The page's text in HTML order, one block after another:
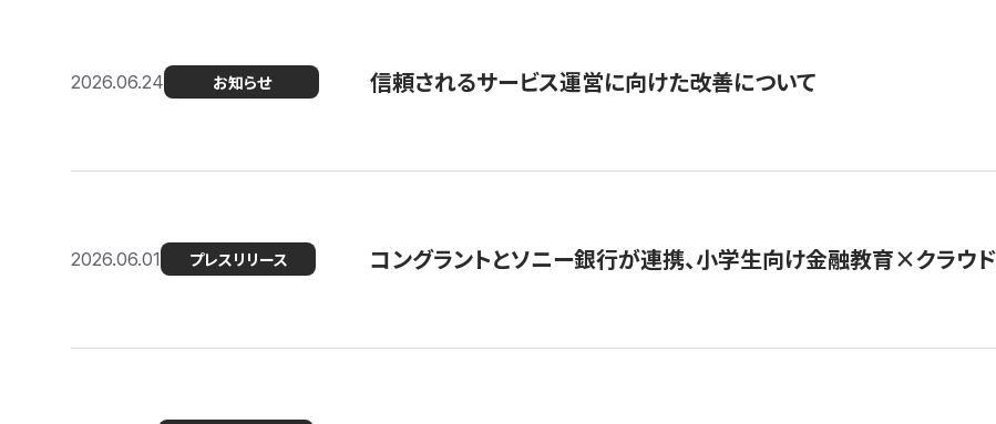
2026.06.24 お知らせ 信頼されるサービス運営に向けた改善について
2026.06.01 プレスリリース コングラントとソニー銀行が連携、小学生向け金融教育×クラウ